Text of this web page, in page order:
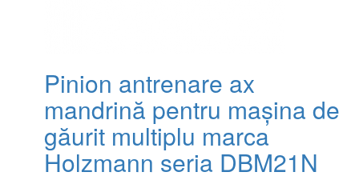
Pinion antrenare ax
mandrină pentru mașina de
găurit multiplu marca
Holzmann seria DBM21N